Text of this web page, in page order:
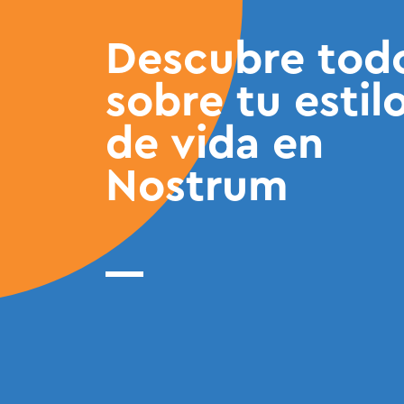
Descubre
sobre tu
de vida en
Nostrum